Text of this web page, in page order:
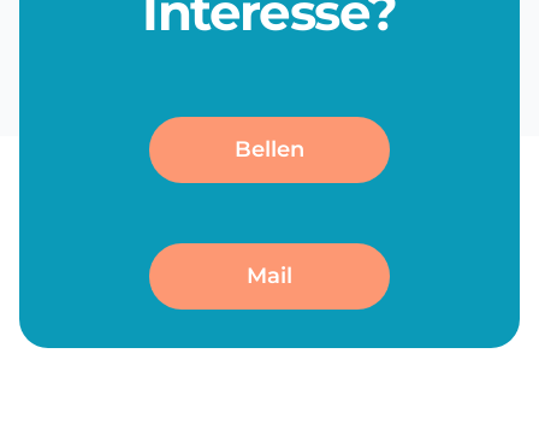
Bellen
Mail